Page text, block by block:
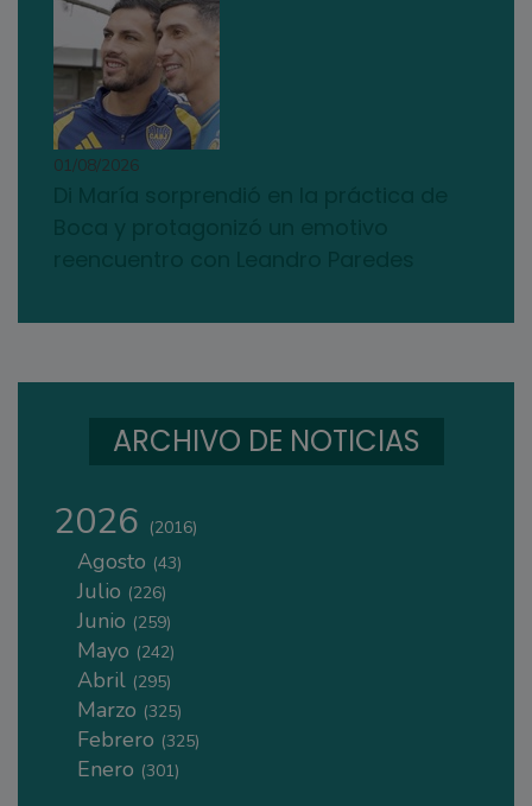
01/08/2026
ARCHIVO DE NOTICIAS
2026 (2016)
Agosto (43)
Julio (226)
Junio (259)
Mayo (242)
Abril (295)
Marzo (325)
Febrero (325)
Enero (301)